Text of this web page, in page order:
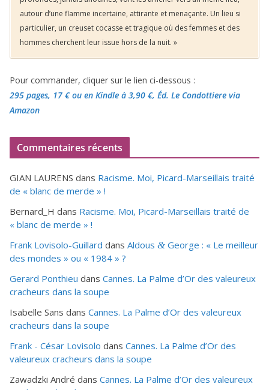
autour d’une flamme incertaine, attirante et menaçante. Un lieu si
particulier, un creuset cocasse et tragique où des femmes et des
hommes cherchent leur issue hors de la nuit. »
Pour commander, cliquer sur le lien ci-dessous :
295 pages, 17 €ou en Kindle à 3,90 €, Éd. Le Condottiere via
Amazon
Commentaires récents
GIAN LAURENS dans Racisme. Moi, Picard-Marseillais traité
de « blanc de merde » !
Bernard_H dans Racisme. Moi, Picard-Marseillais traité de
« blanc de merde » !
Frank Lovisolo-Guillard dans Aldous & George : « Le meilleur
des mondes » ou « 1984 » ?
Gerard Ponthieu dans Cannes. La Palme d’Or des valeureux
cracheurs dans la soupe
Isabelle Sans dans Cannes. La Palme d’Or des valeureux
cracheurs dans la soupe
Frank - César Lovisolo dans Cannes. La Palme d’Or des
valeureux cracheurs dans la soupe
Zawadzki André dans Cannes. La Palme d’Or des valeureux